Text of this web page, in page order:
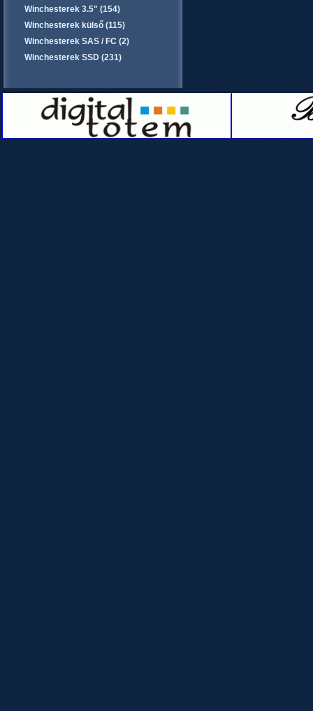
Winchesterek 3.5" (154)
Winchesterek külső (115)
Winchesterek SAS / FC (2)
Winchesterek SSD (231)